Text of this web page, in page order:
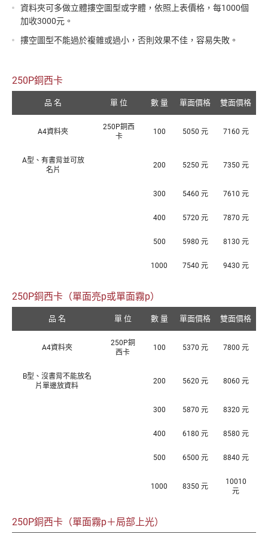
資料夾可多做立體摟空圖型或字體，依照上表價格，每1000個
加收3000元。
摟空圖型不能過於複雜或過小，否則效果不佳，容易失敗。
250P銅西卡
品 名 單 位 數 量 單面價格 雙面價格
A4資料夾
250P銅西
卡
100 5050 元 7160 元
A型、有書背並可放
名片
200 5250 元 7350 元
300 5460 元 7610 元
400 5720 元 7870 元
500 5980 元 8130 元
1000 7540 元 9430 元
250P銅西卡（單面亮p或單面霧p）
品 名 單 位 數 量 單面價格 雙面價格
A4資料夾
250P銅
西卡
100 5370 元 7800 元
B型、沒書背不能放名
片單邊放資料
200 5620 元 8060 元
300 5870 元 8320 元
400 6180 元 8580 元
500 6500 元 8840 元
1000 8350 元
10010
元
250P銅西卡（單面霧p＋局部上光）